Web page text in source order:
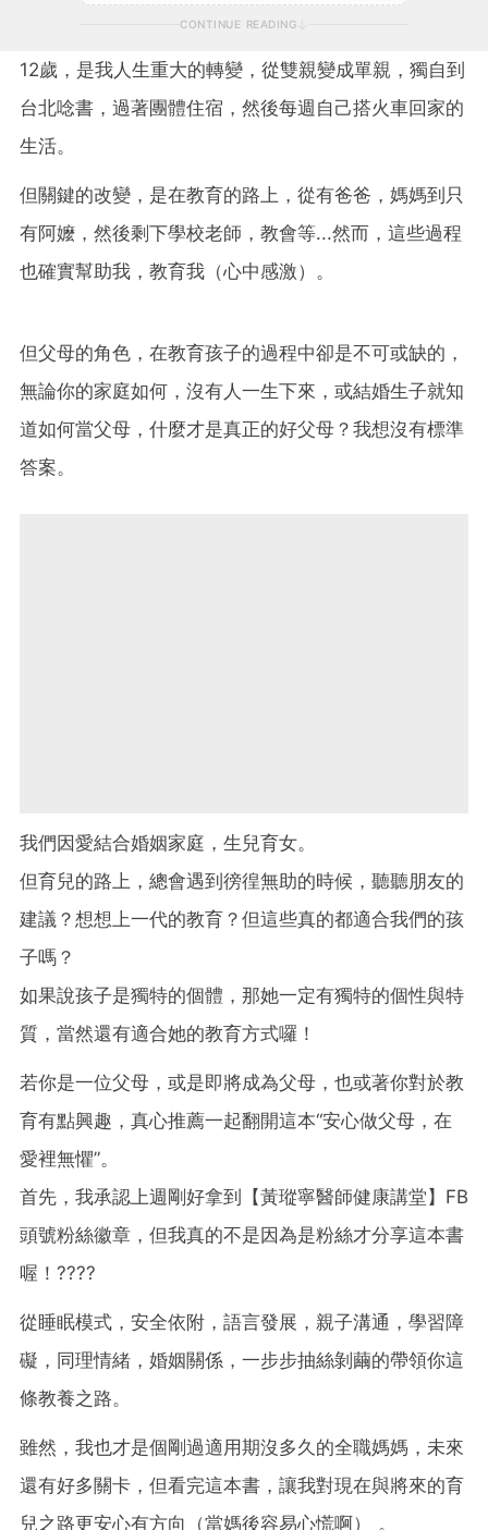
--------------------------------------------------------------------
我們相信，孩子是上帝所賜的禮物。
即使，從孕育到養育的過程艱辛萬苦，卻總能看見上帝的恩典祝福
小mountain的誕生，使我們的生命更加豐富
--------------------------------------------------------------------
我們希望在小mountain的成長過程中，
讓她真實體驗與享受神所創造的世界萬物
CONTINUE READING
12歲，是我人生重大的轉變，從雙親變成單親，獨自到
台北唸書，過著團體住宿，然後每週自己搭火車回家的
生活。
但關鍵的改變，是在教育的路上，從有爸爸，媽媽到只
有阿嬤，然後剩下學校老師，教會等...然而，這些過程
也確實幫助我，教育我（心中感激）。
但父母的角色，在教育孩子的過程中卻是不可或缺的，
無論你的家庭如何，沒有人一生下來，或結婚生子就知
道如何當父母，什麼才是真正的好父母？我想沒有標準
答案。
我們因愛結合婚姻家庭，生兒育女。
但育兒的路上，總會遇到徬徨無助的時候，聽聽朋友的
建議？想想上一代的教育？但這些真的都適合我們的孩
子嗎？
如果說孩子是獨特的個體，那她一定有獨特的個性與特
質，當然還有適合她的教育方式囉！
若你是一位父母，或是即將成為父母，也或著你對於教
育有點興趣，真心推薦一起翻開這本“安心做父母，在
愛裡無懼”。
首先，我承認上週剛好拿到【黃瑽寧醫師健康講堂】FB
頭號粉絲徽章，但我真的不是因為是粉絲才分享這本書
喔！????
從睡眠模式，安全依附，語言發展，親子溝通，學習障
礙，同理情緒，婚姻關係，一步步抽絲剝繭的帶領你這
條教養之路。
雖然，我也才是個剛過適用期沒多久的全職媽媽，未來
還有好多關卡，但看完這本書，讓我對現在與將來的育
兒之路更安心有方向（當媽後容易心慌啊） 。